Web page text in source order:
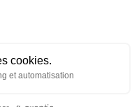
cookies.
et automatisation
vous